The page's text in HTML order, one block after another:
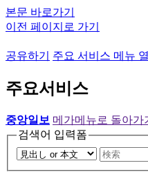
본문 바로가기
이전 페이지로 가기
공유하기 주요 서비스 메뉴 열
주요서비스
중앙일보 메가메뉴로 돌아가
검색어 입력폼